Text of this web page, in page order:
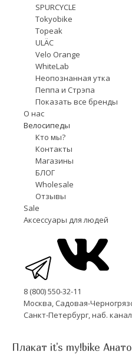
SPURCYCLE
Tokyobike
Topeak
ULÄC
Velo Orange
WhiteLab
Неопознанная утка
Пеппа и Стрэпа
Показать все бренды
О нас
Велосипеды
Кто мы?
Контакты
Магазины
БЛОГ
Wholesale
Отзывы
Sale
Аксессуары для людей
8 (800) 550-32-11
Москва, Садовая-
Санкт-Петербург, наб.
Плакат it's my!bike